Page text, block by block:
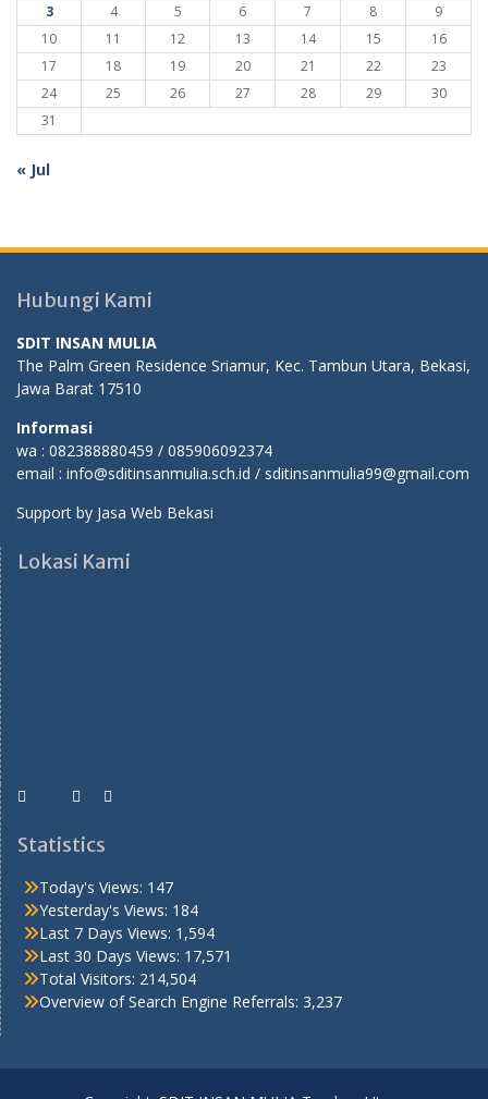
3
4 5 6 7 8
9
10
11 12 13 14 15
16
17
18 19 20 21 22
23
24
25 26 27 28 29
30
31
« Jul
Hubungi Kami
SDIT INSAN MULIA
The Palm Green Residence Sriamur, Kec. Tambun Utara, Bekasi,
Jawa Barat 17510
Informasi
wa : 082388880459 / 085906092374
email : info@sditinsanmulia.sch.id / sditinsanmulia99@gmail.com
Support by Jasa Web Bekasi
Lokasi Kami
Statistics
Today's Views: 147
Yesterday's Views: 184
Last 7 Days Views: 1,594
Last 30 Days Views: 17,571
Total Visitors: 214,504
Overview of Search Engine Referrals: 3,237